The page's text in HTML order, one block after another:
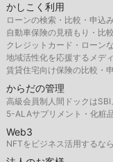
かしこく利用
ローンの検索・比較・申込
自動車保険の見積もり・比
クレジットカード・ローン
地域活性化を応援するメデ
賃貸住宅向け保険の比較・
からだの管理
高級会員制人間ドックはSBI
5-ALAサプリメント・化粧
Web3
NFTをビジネス活用するな